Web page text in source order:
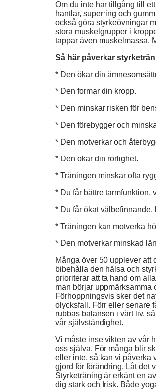
Om du inte har tillgång till
hantlar, superring och
också göra styrkeövningar
stora muskelgrupper i
tappar även muskelmassa.
Så här påverkar
* Den ökar din
* Den formar din kropp.
* Den minskar risken för
* Den förebygger och
* Den motverkar och
* Den ökar din rörlighet.
* Träningen minskar ofta
* Du får bättre tarmfunktion,
* Du får ökat
* Träningen kan motverka
* Den motverkar minskad
Många över 50 upplever att
bibehålla den hälsa och
prioriterar att ta hand om
man börjar uppmärksamma
Förhoppningsvis sker det
olycksfall. Förr eller senare
rubbas balansen i vårt liv,
vår självständighet.
Vi måste inse vikten av vår
oss själva. För många blir
eller inte, så kan vi påverka
gjord för förändring. Låt det
Styrketräning är erkänt en
dig stark och frisk. Både